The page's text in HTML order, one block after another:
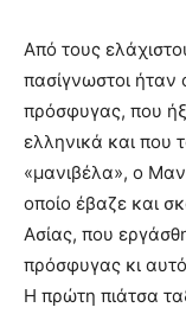
Από τους
πασίγνωστοι
πρόσφυγας, που
ελληνικά και που
«μανιβέλα», ο
οποίο έβαζε και
Ασίας, που
πρόσφυγας κι
Η πρώτη πιάτσα